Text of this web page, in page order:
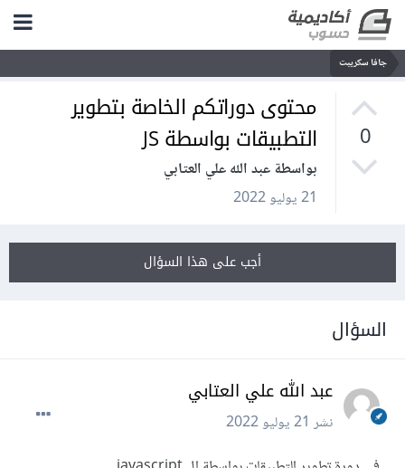
جافا سكريبت
0
محتوى دوراتكم الخاصة بتطوير
التطبيقات بواسطة JS
بواسطة عبد الله علي العتابي
21 يوليو 2022
أجب على هذا السؤال
السؤال
عبد الله علي العتابي
نشر21 يوليو 2022